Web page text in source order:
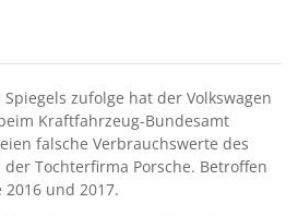
zufolge hat der Volkswagen
Kraftfahrzeug-Bundesamt
falsche Verbrauchswerte des
Tochterfirma Porsche. Betroffen
und 2017.